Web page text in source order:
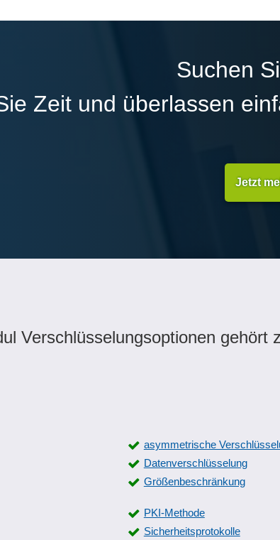
Suchen
Zeit und überlassen
Jetzt
Verschlüsselungsoptionen gehört
asymmetrische
Datenverschlüsselung
Größenbeschränkung
PKI-Methode
Sicherheitsprotokolle